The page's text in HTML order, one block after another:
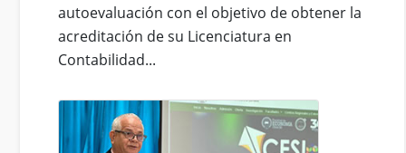
autoevaluación con el objetivo de obtener la
acreditación de su Licenciatura en
Contabilidad...